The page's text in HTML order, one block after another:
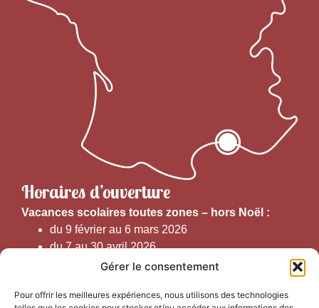
Gérer le consentement
Pour offrir les meilleures expériences, nous utilisons des technologies
Horaires d’ouverture
Vacances scolaires toutes zones – hors Noël :
du 9 février au 6 mars 2026
du 7 au 30 avril 2026
du 1er juin au 30 septembre 2026